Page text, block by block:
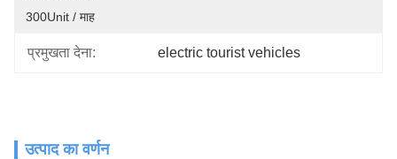
300Unit / माह
प्रमुखता देना: electric tourist vehicles
उत्पाद का वर्णन